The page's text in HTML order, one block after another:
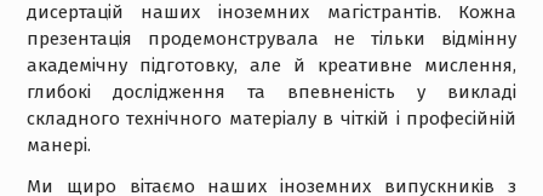
дисертацій наших іноземних магістрантів. Кожна
презентація продемонструвала не тільки відмінну
академічну підготовку, але й креативне мислення,
глибокі дослідження та впевненість у викладі
складного технічного матеріалу в чіткій і професійній
манері.
Ми щиро вітаємо наших іноземних випускників з